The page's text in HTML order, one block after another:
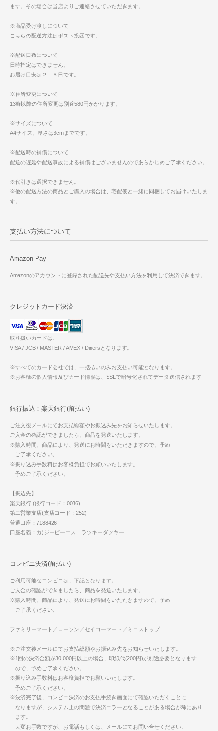
ます。その場合は当店よりご連絡させていただきます。
※商品受け渡しについて
こちらの配送方法はポスト投函です。
※配送日数について
日時指定はできません。
お届け目安は２～５日です。
※住所変更について
13時以降の住所変更は別途580円かかります。
※サイズについて
A4サイズ、厚さは3cmまでです。
※配送時の補償について
配送の遅延や配送事故による補償はございませんのであらかじめご了承ください。
※代引きは選択できません。
※他の配送方法の商品とご購入の場合は、宅配便と一緒に同梱してお届けいたしま
す。
支払い方法について
Amazon Pay
Amazonのアカウントに登録された配送先や支払い方法を利用して決済できます。
クレジットカード決済
取り扱いカードは、
VISA / JCB / MASTER / AMEX / Dinersとなります。
※すべてのカード会社では、一括払いのみお支払い可能となります。
※お客様の個人情報及びカード情報は、SSLで暗号化されてデータ送信されます
銀行振込：楽天銀行(前払い)
ご注文後メールにてお支払総額やお振込み先をお知らせいたします。
ご入金の確認ができましたら、商品を発送いたします。
※購入時間、商品により、発送にお時間をいただきますので、予め
ご了承ください。
※振り込み手数料はお客様負担でお願いいたします。
予めご了承ください。
【振込先】
楽天銀行 (銀行コード：0036)
第二営業支店(支店コード：252)
普通口座：7188426
口座名義：カ)ジーピーエス ラツキーダツキー
コンビニ決済(前払い)
ご利用可能なコンビニは、下記となります。
ご入金の確認ができましたら、商品を発送いたします。
※購入時間、商品により、発送にお時間をいただきますので、予め
ご了承ください。
ファミリーマート／ローソン／セイコーマート／ミニストップ
※ご注文後メールにてお支払総額やお振込み先をお知らせいたします。
※1回の決済金額が30,000円以上の場合、印紙代(200円)が別途必要となります
ので、予めご了承ください。
※振り込み手数料はお客様負担でお願いいたします。
予めご了承ください。
※決済完了後、コンビニ決済のお支払手続き画面にて確認いただくことに
なりますが、システム上の問題で決済エラーとなることがある場合が稀にあり
ます。
大変お手数ですが、お電話もしくは、メールにてお問い合せください。